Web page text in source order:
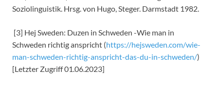
Soziolinguistik. Hrsg. von Hugo, Steger. Darmstadt 1982.
[3] Hej Sweden: Duzen in Schweden -Wie man in
Schweden richtig anspricht (https://hejsweden.com/wie-
man-schweden-richtig-anspricht-das-du-in-schweden/)
[Letzter Zugriff 01.06.2023]